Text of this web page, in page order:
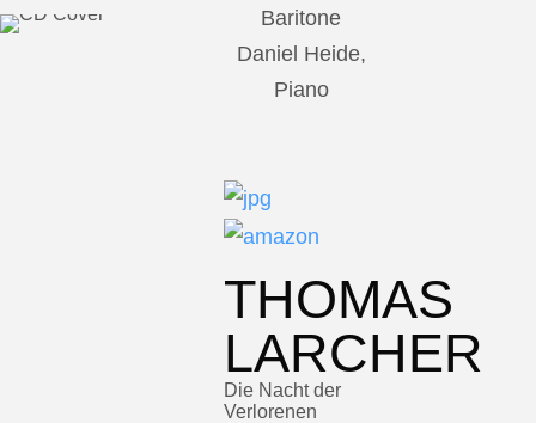
Baritone
Daniel Heide,
Piano
THOMAS
LARCHER
Die Nacht der
Verlorenen